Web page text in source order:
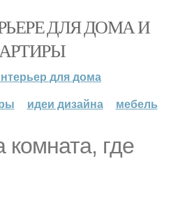
ДЛЯ ДОМА И
для дома
идеи дизайна мебель
комната, где